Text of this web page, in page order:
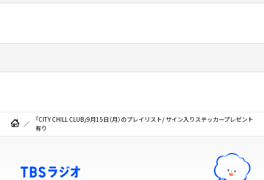
「CITY CHILL CLUB」9月15日（月）のプレイリスト/ サイン入りステッカープレゼント
有り